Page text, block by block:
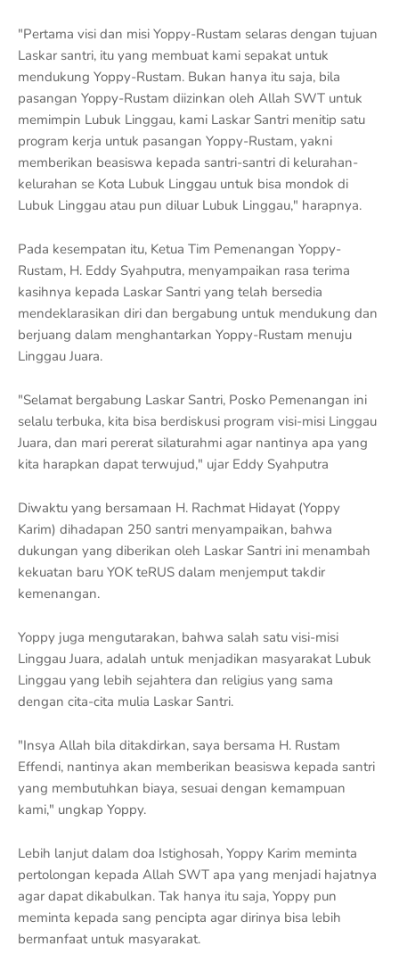
"Pertama visi dan misi Yoppy-Rustam selaras dengan tujuan
Laskar santri, itu yang membuat kami sepakat untuk
mendukung Yoppy-Rustam. Bukan hanya itu saja, bila
pasangan Yoppy-Rustam diizinkan oleh Allah SWT untuk
memimpin Lubuk Linggau, kami Laskar Santri menitip satu
program kerja untuk pasangan Yoppy-Rustam, yakni
memberikan beasiswa kepada santri-santri di kelurahan-
kelurahan se Kota Lubuk Linggau untuk bisa mondok di
Lubuk Linggau atau pun diluar Lubuk Linggau," harapnya.
Pada kesempatan itu, Ketua Tim Pemenangan Yoppy-
Rustam, H. Eddy Syahputra, menyampaikan rasa terima
kasihnya kepada Laskar Santri yang telah bersedia
mendeklarasikan diri dan bergabung untuk mendukung dan
berjuang dalam menghantarkan Yoppy-Rustam menuju
Linggau Juara.
"Selamat bergabung Laskar Santri, Posko Pemenangan ini
selalu terbuka, kita bisa berdiskusi program visi-misi Linggau
Juara, dan mari pererat silaturahmi agar nantinya apa yang
kita harapkan dapat terwujud," ujar Eddy Syahputra
Diwaktu yang bersamaan H. Rachmat Hidayat (Yoppy
Karim) dihadapan 250 santri menyampaikan, bahwa
dukungan yang diberikan oleh Laskar Santri ini menambah
kekuatan baru YOK teRUS dalam menjemput takdir
kemenangan.
Yoppy juga mengutarakan, bahwa salah satu visi-misi
Linggau Juara, adalah untuk menjadikan masyarakat Lubuk
Linggau yang lebih sejahtera dan religius yang sama
dengan cita-cita mulia Laskar Santri.
"Insya Allah bila ditakdirkan, saya bersama H. Rustam
Effendi, nantinya akan memberikan beasiswa kepada santri
yang membutuhkan biaya, sesuai dengan kemampuan
kami," ungkap Yoppy.
Lebih lanjut dalam doa Istighosah, Yoppy Karim meminta
pertolongan kepada Allah SWT apa yang menjadi hajatnya
agar dapat dikabulkan. Tak hanya itu saja, Yoppy pun
meminta kepada sang pencipta agar dirinya bisa lebih
bermanfaat untuk masyarakat.